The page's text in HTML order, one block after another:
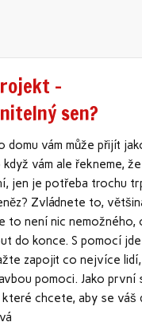
–
sen?
domu vám může přijít
vám ale řekneme,
jen je potřeba trochu
Zvládnete to,
to není nic nemožného,
do konce. S pomocí
zapojit co nejvíce
pomoci. Jako první
chcete, aby se váš